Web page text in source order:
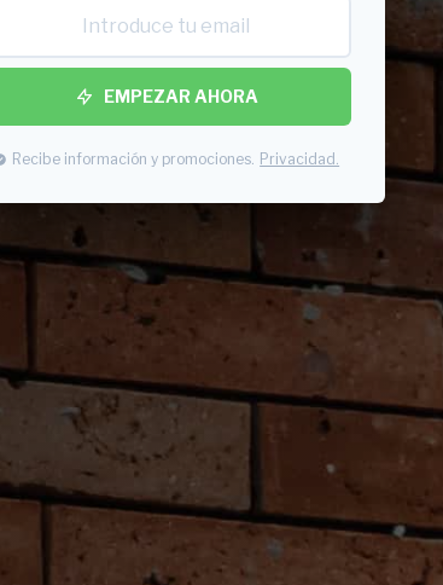
EMPEZAR AHORA
Recibe información y promociones. Privacidad.